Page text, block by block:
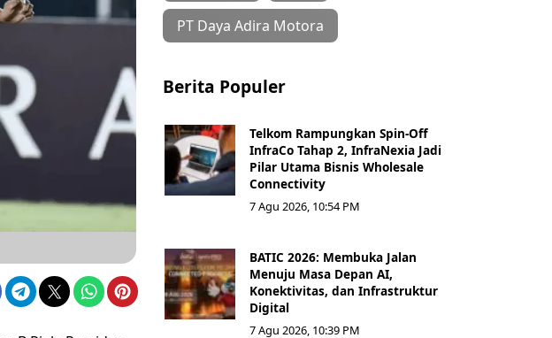
PT Daya Adira Motora
Berita Populer
Telkom Rampungkan Spin-Off
InfraCo Tahap 2, InfraNexia Jadi
Pilar Utama Bisnis Wholesale
Connectivity
7 Agu 2026, 10:54 PM
BATIC 2026: Membuka Jalan
Menuju Masa Depan AI,
Konektivitas, dan Infrastruktur
Digital
7 Agu 2026, 10:39 PM